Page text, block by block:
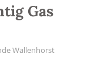
Gas
Wallenhorst